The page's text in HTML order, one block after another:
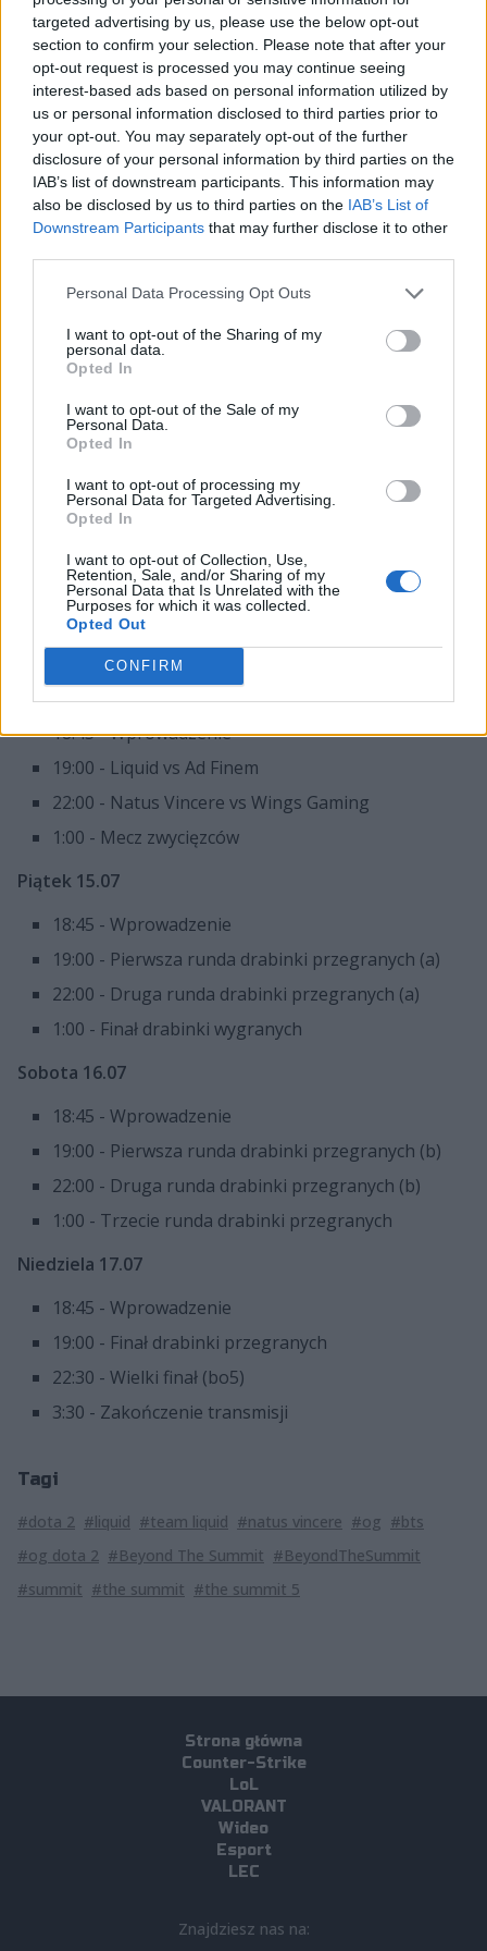
targeted advertising by us, please use the below opt-out
section to confirm your selection. Please note that after your
opt-out request is processed you may continue seeing
interest-based ads based on personal information utilized by
us or personal information disclosed to third parties prior to
your opt-out. You may separately opt-out of the further
disclosure of your personal information by third parties on the
IAB’s list of downstream participants. This information may
also be disclosed by us to third parties on the IAB’s List of
Downstream Participants that may further disclose it to other
Personal Data Processing Opt Outs
I want to opt-out of the Sharing of my
personal data.
Opted In
I want to opt-out of the Sale of my
Personal Data.
Opted In
I want to opt-out of processing my
Personal Data for Targeted Advertising.
Opted In
I want to opt-out of Collection, Use,
Retention, Sale, and/or Sharing of my
Personal Data that Is Unrelated with the
Purposes for which it was collected.
Opted Out
CONFIRM
MinD_ControL, Jerax, KuroKy)
Natus Vincere (Ditya Ra, Dendi, GeneRaL,
SoNNeikO, ArtStyle)
Fnatic (Midone, Ohaiyo, DJ, Net, 343)
Digital Chaos (Resolut1on, w33, Moo, Saksa,
Misery)
Wings Gaming (Shadow, bLink, Faith_bian, iceice,
Innocence)
Time, SsaSpartan)
FDL (Beesa, CC&C, MJW, Fronz, Stan King)
Drabinka
Harmonogram The Summit 5
Środa 13.07
19:00 - OG Dota 2 vs FDL
22:00 - Fnatic vs Digital Chaos
1:00 - Mecz zwycięzców
Czwartek 14.07
18:45 - Wprowadzenie
19:00 - Liquid vs Ad Finem
22:00 - Natus Vincere vs Wings Gaming
1:00 - Mecz zwycięzców
Piątek 15.07
18:45 - Wprowadzenie
19:00 - Pierwsza runda drabinki przegranych (a)
22:00 - Druga runda drabinki przegranych (a)
1:00 - Finał drabinki wygranych
Sobota 16.07
18:45 - Wprowadzenie
19:00 - Pierwsza runda drabinki przegranych (b)
22:00 - Druga runda drabinki przegranych (b)
1:00 - Trzecie runda drabinki przegranych
Niedziela 17.07
18:45 - Wprowadzenie
19:00 - Finał drabinki przegranych
22:30 - Wielki finał (bo5)
3:30 - Zakończenie transmisji
Tagi
#dota 2 #liquid #team liquid #natus vincere #og #bts
#og dota 2 #Beyond The Summit #BeyondTheSummit
#summit #the summit #the summit 5
Strona główna
Counter-Strike
LoL
VALORANT
Wideo
Esport
LEC
Znajdziesz nas na: